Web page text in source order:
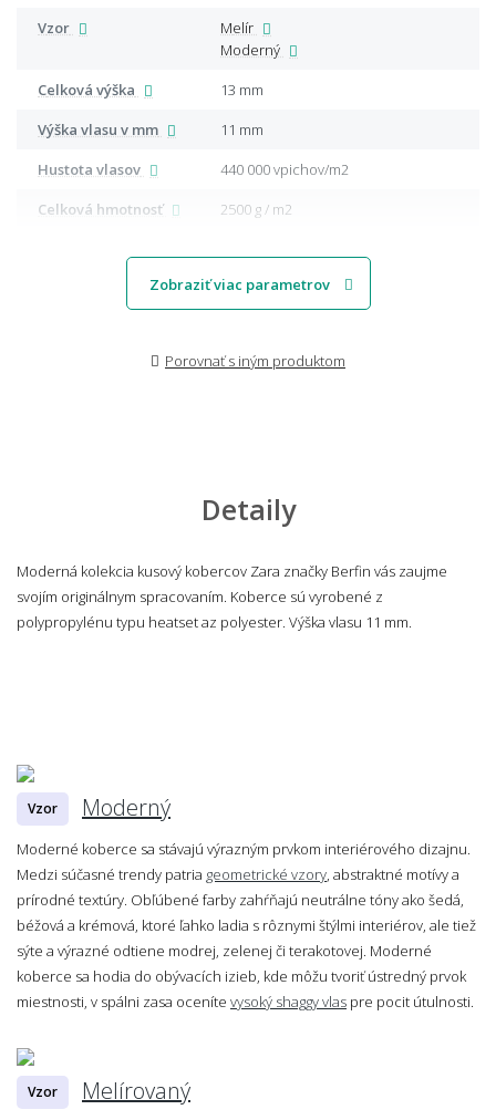
Vzor
Melír
Moderný
Celková výška
13 mm
Výška vlasu v mm
11 mm
Hustota vlasov
440 000 vpichov/m2
Celková hmotnosť
2500 g / m2
Zobraziť viac parametrov
Porovnať s iným produktom
Detaily
Moderná kolekcia kusový kobercov Zara značky Berfin vás zaujme
svojím originálnym spracovaním. Koberce sú vyrobené z
polypropylénu typu heatset az polyester. Výška vlasu 11 mm.
Vzor Moderný
Moderné koberce sa stávajú výrazným prvkom interiérového dizajnu.
Medzi súčasné trendy patria geometrické vzory , abstraktné motívy a
prírodné textúry. Obľúbené farby zahŕňajú neutrálne tóny ako šedá,
béžová a krémová, ktoré ľahko ladia s rôznymi štýlmi interiérov, ale tiež
sýte a výrazné odtiene modrej, zelenej či terakotovej. Moderné
koberce sa hodia do obývacích izieb, kde môžu tvoriť ústredný prvok
miestnosti, v spálni zasa oceníte vysoký shaggy vlas pre pocit útulnosti.
Vzor Melírovaný